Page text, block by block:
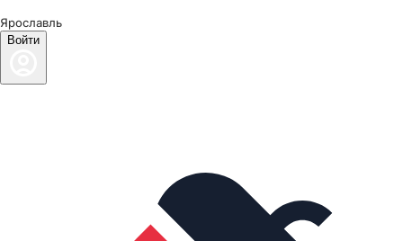
Ярославль
Войти